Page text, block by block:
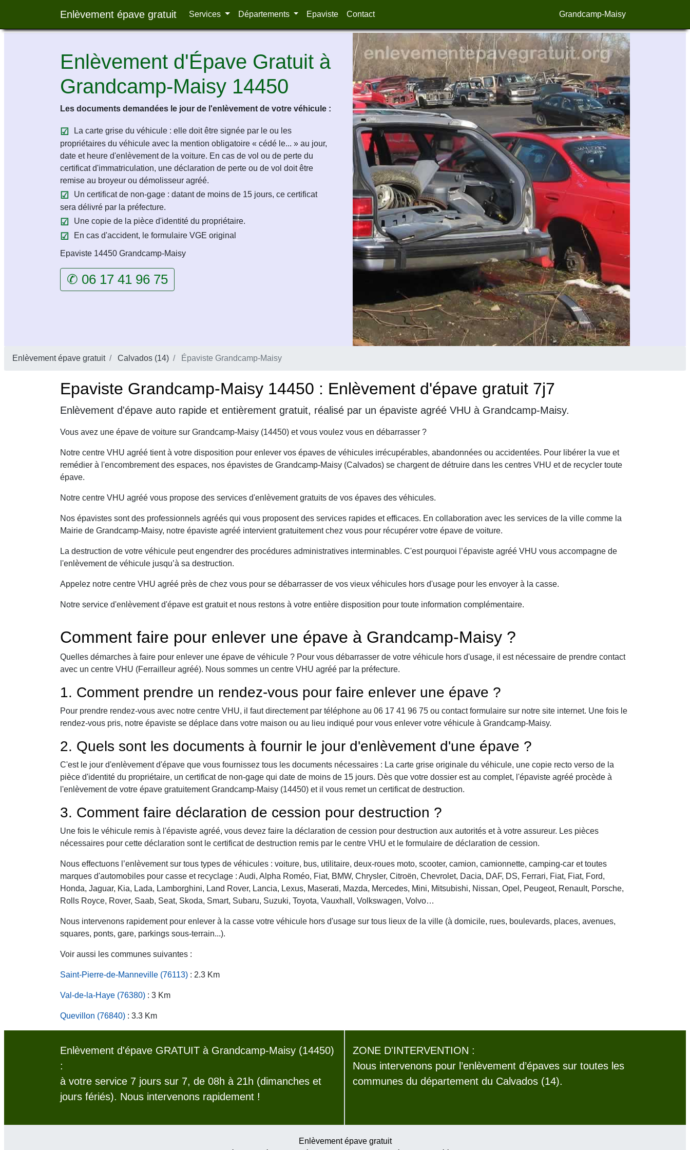
Enlèvement épave gratuit Services Départements Epaviste Contact Grandcamp-Maisy
Enlèvement d'Épave Gratuit à
Grandcamp-Maisy 14450
Les documents demandées le jour de l'enlèvement de votre véhicule :
La carte grise du véhicule : elle doit être signée par le ou les
propriétaires du véhicule avec la mention obligatoire « cédé le... » au jour,
date et heure d'enlèvement de la voiture. En cas de vol ou de perte du
certificat d'immatriculation, une déclaration de perte ou de vol doit être
remise au broyeur ou démolisseur agréé.
Un certificat de non-gage : datant de moins de 15 jours, ce certificat
sera délivré par la préfecture.
Une copie de la pièce d'identité du propriétaire.
En cas d'accident, le formulaire VGE original
Epaviste 14450 Grandcamp-Maisy
✆ 06 17 41 96 75
Enlèvement épave gratuit Calvados (14) Épaviste Grandcamp-Maisy
Epaviste Grandcamp-Maisy 14450 : Enlèvement d'épave gratuit 7j7
Enlèvement d'épave auto rapide et entièrement gratuit, réalisé par un épaviste agréé VHU à Grandcamp-Maisy.
Vous avez une épave de voiture sur Grandcamp-Maisy (14450) et vous voulez vous en débarrasser ?
Notre centre VHU agréé tient à votre disposition pour enlever vos épaves de véhicules irrécupérables, abandonnées ou accidentées. Pour libérer la vue et
remédier à l'encombrement des espaces, nos épavistes de Grandcamp-Maisy (Calvados) se chargent de détruire dans les centres VHU et de recycler toute
épave.
Notre centre VHU agréé vous propose des services d'enlèvement gratuits de vos épaves des véhicules.
Nos épavistes sont des professionnels agréés qui vous proposent des services rapides et efficaces. En collaboration avec les services de la ville comme la
Mairie de Grandcamp-Maisy, notre épaviste agréé intervient gratuitement chez vous pour récupérer votre épave de voiture.
La destruction de votre véhicule peut engendrer des procédures administratives interminables. C'est pourquoi l’épaviste agréé VHU vous accompagne de
l'enlèvement de véhicule jusqu’à sa destruction.
Appelez notre centre VHU agréé près de chez vous pour se débarrasser de vos vieux véhicules hors d'usage pour les envoyer à la casse.
Notre service d'enlèvement d'épave est gratuit et nous restons à votre entière disposition pour toute information complémentaire.
Comment faire pour enlever une épave à Grandcamp-Maisy ?
Quelles démarches à faire pour enlever une épave de véhicule ? Pour vous débarrasser de votre véhicule hors d'usage, il est nécessaire de prendre contact
avec un centre VHU (Ferrailleur agréé). Nous sommes un centre VHU agréé par la préfecture.
1. Comment prendre un rendez-vous pour faire enlever une épave ?
Pour prendre rendez-vous avec notre centre VHU, il faut directement par téléphone au 06 17 41 96 75 ou contact formulaire sur notre site internet. Une fois le
rendez-vous pris, notre épaviste se déplace dans votre maison ou au lieu indiqué pour vous enlever votre véhicule à Grandcamp-Maisy.
2. Quels sont les documents à fournir le jour d'enlèvement d'une épave ?
C'est le jour d'enlèvement d'épave que vous fournissez tous les documents nécessaires : La carte grise originale du véhicule, une copie recto verso de la
pièce d'identité du propriétaire, un certificat de non-gage qui date de moins de 15 jours. Dès que votre dossier est au complet, l'épaviste agréé procède à
l'enlèvement de votre épave gratuitement Grandcamp-Maisy (14450) et il vous remet un certificat de destruction.
3. Comment faire déclaration de cession pour destruction ?
Une fois le véhicule remis à l'épaviste agréé, vous devez faire la déclaration de cession pour destruction aux autorités et à votre assureur. Les pièces
nécessaires pour cette déclaration sont le certificat de destruction remis par le centre VHU et le formulaire de déclaration de cession.
Nous effectuons l’enlèvement sur tous types de véhicules : voiture, bus, utilitaire, deux-roues moto, scooter, camion, camionnette, camping-car et toutes
marques d'automobiles pour casse et recyclage : Audi, Alpha Roméo, Fiat, BMW, Chrysler, Citroën, Chevrolet, Dacia, DAF, DS, Ferrari, Fiat, Fiat, Ford,
Honda, Jaguar, Kia, Lada, Lamborghini, Land Rover, Lancia, Lexus, Maserati, Mazda, Mercedes, Mini, Mitsubishi, Nissan, Opel, Peugeot, Renault, Porsche,
Rolls Royce, Rover, Saab, Seat, Skoda, Smart, Subaru, Suzuki, Toyota, Vauxhall, Volkswagen, Volvo…
Nous intervenons rapidement pour enlever à la casse votre véhicule hors d'usage sur tous lieux de la ville (à domicile, rues, boulevards, places, avenues,
squares, ponts, gare, parkings sous-terrain...).
Voir aussi les communes suivantes :
Saint-Pierre-de-Manneville (76113) : 2.3 Km
Val-de-la-Haye (76380) : 3 Km
Quevillon (76840) : 3.3 Km
Enlèvement d'épave GRATUIT à Grandcamp-Maisy (14450)
:
à votre service 7 jours sur 7, de 08h à 21h (dimanches et
jours fériés). Nous intervenons rapidement !
ZONE D'INTERVENTION :
Nous intervenons pour l’enlèvement d’épaves sur toutes les
communes du département du Calvados (14).
Enlèvement épave gratuit